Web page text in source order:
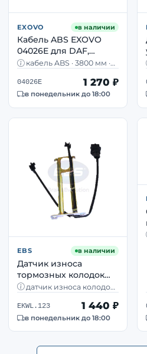
EXOVO в наличии
Кабель ABS EXOVO
04026E для DAF,
KRONE, Schmitz,
1505060
кабель ABS · 3800 мм ·
Тонар
04026E 1 270 ₽
в понедельник до 18:00
EBS в наличии
Датчик износа
тормозных колодок
EBS EKWL.123
датчик износа колодок ·
тормоза · Renault
EKWL.123 1 440 ₽
в понедельник до 18:00